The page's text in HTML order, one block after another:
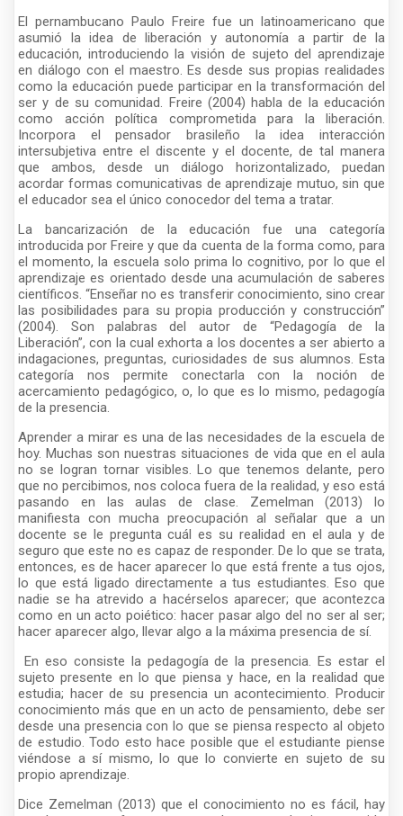
El pernambucano Paulo Freire fue un latinoamericano que
asumió la idea de liberación y autonomía a partir de la
educación, introduciendo la visión de sujeto del aprendizaje
en diálogo con el maestro. Es desde sus propias realidades
como la educación puede participar en la transformación del
ser y de su comunidad. Freire (2004) habla de la educación
como acción política comprometida para la liberación.
Incorpora el pensador brasileño la idea interacción
intersubjetiva entre el discente y el docente, de tal manera
que ambos, desde un diálogo horizontalizado, puedan
acordar formas comunicativas de aprendizaje mutuo, sin que
el educador sea el único conocedor del tema a tratar.
La bancarización de la educación fue una categoría
introducida por Freire y que da cuenta de la forma como, para
el momento, la escuela solo prima lo cognitivo, por lo que el
aprendizaje es orientado desde una acumulación de saberes
científicos. “Enseñar no es transferir conocimiento, sino crear
las posibilidades para su propia producción y construcción”
(2004). Son palabras del autor de “Pedagogía de la
Liberación”, con la cual exhorta a los docentes a ser abierto a
indagaciones, preguntas, curiosidades de sus alumnos. Esta
categoría nos permite conectarla con la noción de
acercamiento pedagógico, o, lo que es lo mismo, pedagogía
de la presencia.
Aprender a mirar es una de las necesidades de la escuela de
hoy. Muchas son nuestras situaciones de vida que en el aula
no se logran tornar visibles. Lo que tenemos delante, pero
que no percibimos, nos coloca fuera de la realidad, y eso está
pasando en las aulas de clase. Zemelman (2013) lo
manifiesta con mucha preocupación al señalar que a un
docente se le pregunta cuál es su realidad en el aula y de
seguro que este no es capaz de responder. De lo que se trata,
entonces, es de hacer aparecer lo que está frente a tus ojos,
lo que está ligado directamente a tus estudiantes. Eso que
nadie se ha atrevido a hacérselos aparecer; que acontezca
como en un acto poiético: hacer pasar algo del no ser al ser;
hacer aparecer algo, llevar algo a la máxima presencia de sí.
En eso consiste la pedagogía de la presencia. Es estar el
sujeto presente en lo que piensa y hace, en la realidad que
estudia; hacer de su presencia un acontecimiento. Producir
conocimiento más que en un acto de pensamiento, debe ser
desde una presencia con lo que se piensa respecto al objeto
de estudio. Todo esto hace posible que el estudiante piense
viéndose a sí mismo, lo que lo convierte en sujeto de su
propio aprendizaje.
Dice Zemelman (2013) que el conocimiento no es fácil, hay